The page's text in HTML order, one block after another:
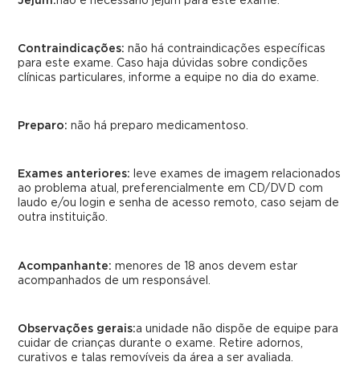
Contraindicações: não há contraindicações específicas
para este exame. Caso haja dúvidas sobre condições
clínicas particulares, informe a equipe no dia do exame.
Preparo:não há preparo medicamentoso.
Exames anteriores:
leve exames de imagem relacionados
ao problema atual, preferencialmente em CD/DVD com
laudo e/ou login e senha de acesso remoto, caso sejam de
outra instituição.
Acompanhante: menores de 18 anos devem estar
acompanhados de um responsável.
Observações gerais:a unidade não dispõe de equipe para
cuidar de crianças durante o exame. Retire adornos,
curativos e talas removíveis da área a ser avaliada.